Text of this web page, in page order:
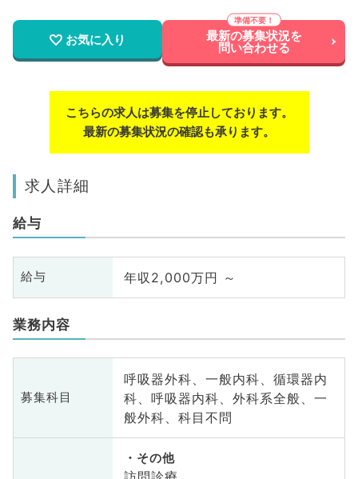
お気に入り 最新の募集状況を
問い合わせる
こちらの求人は募集を停止しております。
最新の募集状況の確認も承ります。
求人詳細
給与
給与 年収2,000万円 ～
業務内容
募集科目
呼吸器外科、一般内科、循環器内
科、呼吸器内科、外科系全般、一
般外科、科目不問
その他